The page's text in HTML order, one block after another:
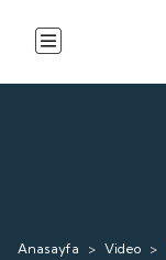
Anasayfa > Video >